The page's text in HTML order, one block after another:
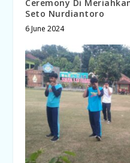
Ceremony Di
Seto Nurdiantoro
6 June 2024